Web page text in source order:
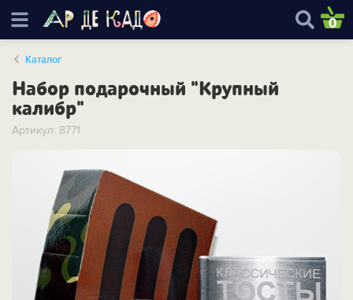
0
Каталог
Набор подарочный "Крупный
калибр"
Артикул: 8771